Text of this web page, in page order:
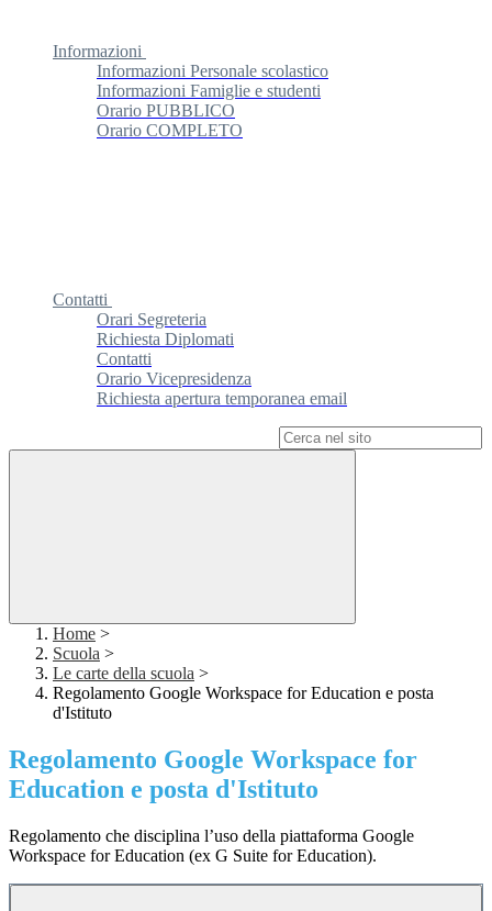
Informazioni
Informazioni Personale scolastico
Informazioni Famiglie e studenti
Orario PUBBLICO
Orario COMPLETO
Contatti
Orari Segreteria
Richiesta Diplomati
Contatti
Orario Vicepresidenza
Richiesta apertura temporanea email
Home >
Scuola >
Le carte della scuola >
Regolamento Google Workspace for Education e posta
d'Istituto
Regolamento Google Workspace for
Education e posta d'Istituto
Regolamento che disciplina l’uso della piattaforma Google
Workspace for Education (ex G Suite for Education).